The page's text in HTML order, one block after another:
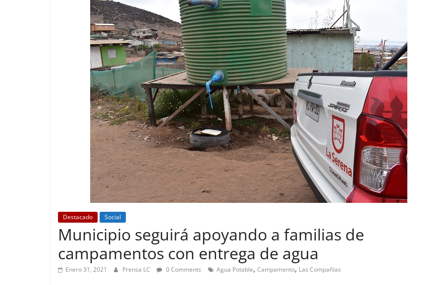
Destacado Social
Municipio seguirá apoyando a familias de
campamentos con entrega de agua
Enero 31, 2021 Prensa LC 0 Comments Agua Potable, Campamento, Las Compañías
Foco Vecinal
Preocupa abandono de casa
Abril 26, 2019 Prensa LC 0
Destacado Foco Vecinal
Municipio realiza
en microbasural
Junio 14, 2020